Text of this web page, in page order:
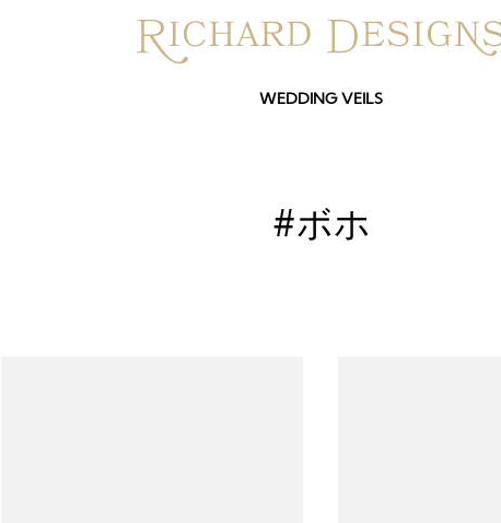
WEDDING VEILS
#ボホ